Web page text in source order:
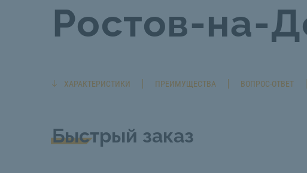
Ростов-на-
ХАРАКТЕРИСТИКИ ПРЕИМУЩЕСТВА ВОПРОС-ОТВЕТ
Быстрый заказ